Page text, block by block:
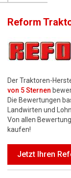
Reform
Der Traktoren-
von 5 Sternen
Die Bewertungen
Landwirten und
Von allen
kaufen!
Jetzt Ihren